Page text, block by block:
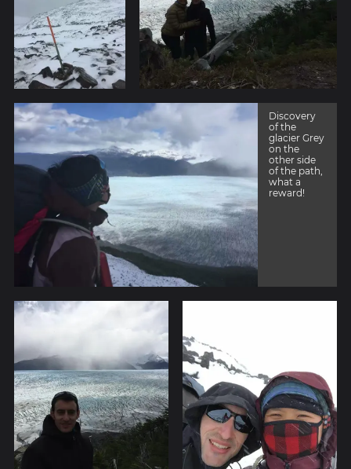
Discovery
of the
glacier Grey
on the
other side
of the path,
what a
reward!